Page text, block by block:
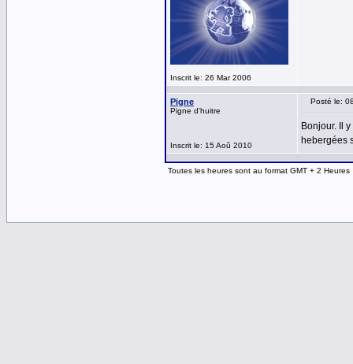
Inscrit le: 26 Mar 2006
Pigne
Pigne d'huitre
Inscrit le: 15 Aoû 2010
Posté le:
Bonjour. Il
hebergées
Toutes les heures sont au format GMT + 2 Heures